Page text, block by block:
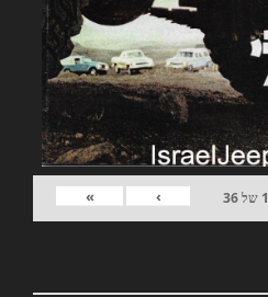
1 של36
›
»